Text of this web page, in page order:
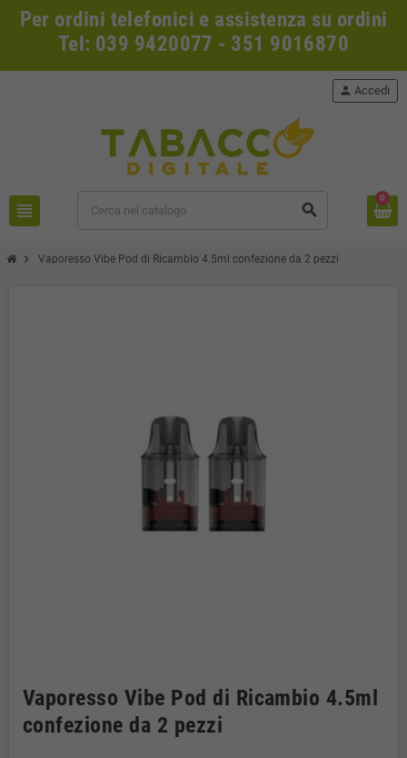
Per ordini telefonici e assistenza su ordini
Tel: 039 9420077 - 351 9016870
view_headline search
person Accedi
0
chevron_right Vaporesso Vibe Pod di Ricambio 4.5ml confezione da 2 pezzi
Vaporesso Vibe Pod di Ricambio 4.5ml
confezione da 2 pezzi